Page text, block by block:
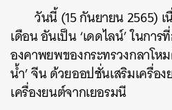
วันนี้ (15 กันยายน 2565)
เดือน อันเป็น ‘เดดไลน์’ ในกา
องคาพยพของกระทรวงกลาโห
น้ำ’ จีน ด้วยออปชั่นเสริมเครื่อ
เครื่องยนต์จากเยอรมนี